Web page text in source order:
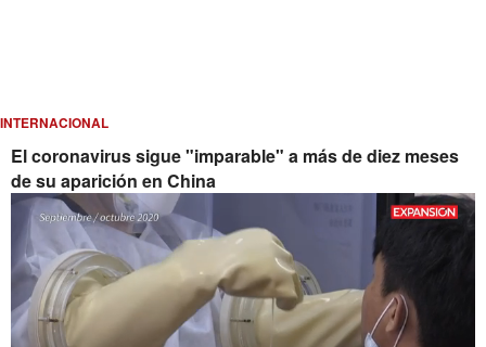
INTERNACIONAL
El coronavirus sigue "imparable" a más de diez meses
de su aparición en China